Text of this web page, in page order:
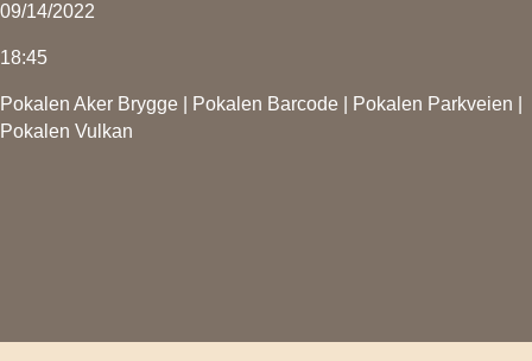
09/14/2022
18:45
Pokalen Aker Brygge Pokalen Barcode Pokalen Parkveien
Pokalen Vulkan